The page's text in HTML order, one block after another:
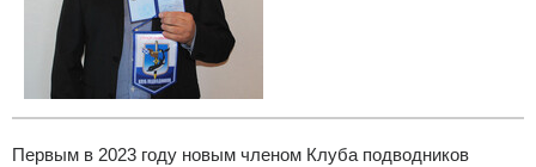
Первым в 2023 году новым членом Клуба подводников